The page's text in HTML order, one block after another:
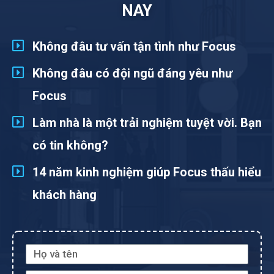
NAY
Không đâu tư vấn tận tình như Focus
Không đâu có đội ngũ đáng yêu như
Focus
Làm nhà là một trải nghiệm tuyệt vời. Bạn
có tin không?
14 năm kinh nghiệm giúp Focus thấu hiểu
khách hàng